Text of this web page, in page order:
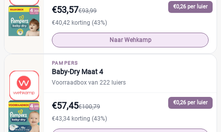
Babyluier (22)
Luierbroekje
Nachtluier (1)
Zwemluier (0)
Verpakking
Maandbox (65)
Standaard pak (79)
Voordeelpak
€0,26 per luier
€53,57€93,99
€40,42 korting (43%)
Naar Wehkamp
PAMPERS
Baby-Dry Maat 4
Voorraadbox van 222 luiers
€0,26 per luier
€57,45€100,79
€43,34 korting (43%)